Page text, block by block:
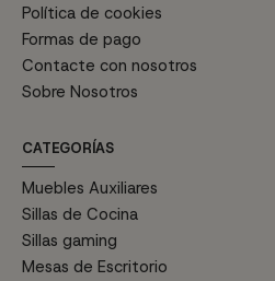
Política de cookies
Formas de pago
Contacte con nosotros
Sobre Nosotros
CATEGORÍAS
Muebles Auxiliares
Sillas de Cocina
Sillas gaming
Mesas de Escritorio